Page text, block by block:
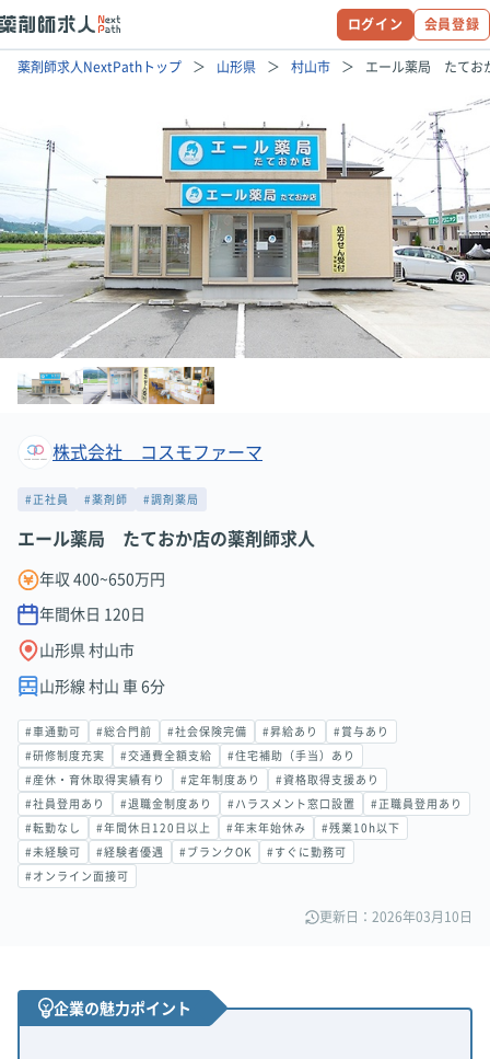
ログイン 会員登録
薬剤師求人NextPathトップ 山形県 村山市 エール薬局 たてお
株式会社 コスモファーマ
#正社員 #薬剤師 #調剤薬局
エール薬局 たておか店の薬剤師求人
年収 400~650万円
年間休日 120 日
山形県 村山市
山形線 村山 車 6分
#車通勤可 #総合門前 #社会保険完備 #昇給あり #賞与あり
#研修制度充実 #交通費全額支給 #住宅補助（手当）あり
#産休・育休取得実績有り #定年制度あり #資格取得支援あり
#社員登用あり #退職金制度あり #ハラスメント窓口設置 #正職員登用あり
#転勤なし #年間休日120日以上 #年末年始休み #残業10h以下
#未経験可 #経験者優遇 #ブランクOK #すぐに勤務可
#オンライン面接可
更新日：2026年03月10日
企業の魅力ポイント